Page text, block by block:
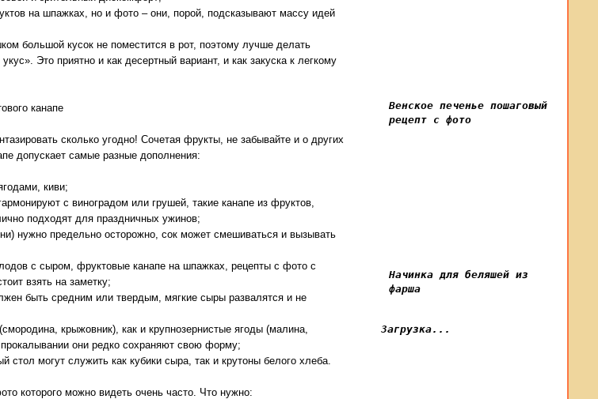
на шпажках, но и фото – они, порой, подсказывают массу идей
большой кусок не поместится в рот, поэтому лучше делать
Это приятно и как десертный вариант, и как закуска к легкому
канапе
сколько угодно! Сочетая фрукты, не забывайте и о других
допускает самые разные дополнения:
киви;
с виноградом или грушей, такие канапе из фруктов,
подходят для праздничных ужинов;
нужно предельно осторожно, сок может смешиваться и вызывать
с сыром, фруктовые канапе на шпажках, рецепты с фото с
взять на заметку;
быть средним или твердым, мягкие сыры развалятся и не
крыжовник), как и крупнозернистые ягоды (малина,
они редко сохраняют свою форму;
стол могут служить как кубики сыра, так и крутоны белого хлеба.
которого можно видеть очень часто. Что нужно:
Венское печенье пошаговый
рецепт с фото
Начинка для беляшей из
фарша
Загрузка...